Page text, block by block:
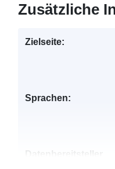
Zusätzliche
Zielseite:
Sprachen:
Datenbereitsteller